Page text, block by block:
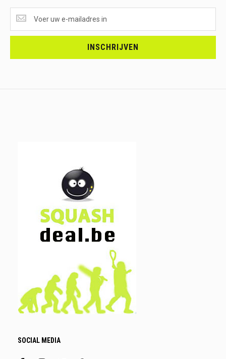
ONTVANGEN?
<br>SCHRIJF
INSCHRIJVEN
SOCIAL MEDIA